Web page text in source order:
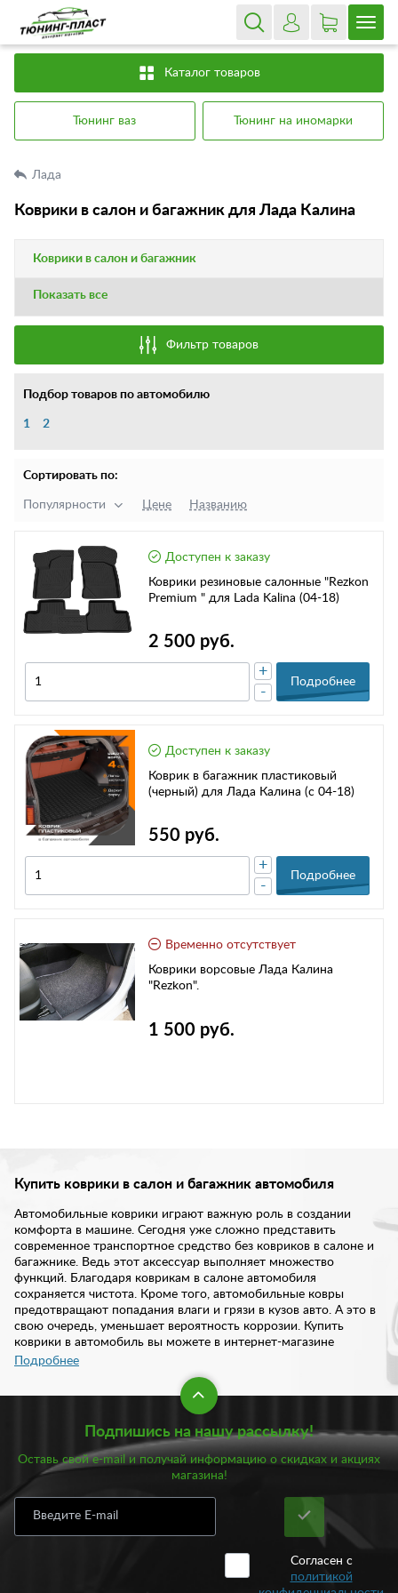
Каталог товаров
Тюнинг ваз Тюнинг на иномарки
Лада
Коврики в салон и багажник для Лада Калина
Коврики в салон и багажник
Показать все
Фильтр товаров
Подбор товаров по автомобилю
1 2
Сортировать по:
Популярности Цене Названию
Доступен к заказу
Коврики резиновые салонные "Rezkon
Premium " для Lada Kalina (04-18)
2 500 руб.
-
+
Подробнее
Доступен к заказу
Коврик в багажник пластиковый
(черный) для Лада Калина (с 04-18)
550 руб.
-
+
Подробнее
Временно отсутствует
Коврики ворсовые Лада Калина
"Rezkon".
1 500 руб.
Купить коврики в салон и багажник автомобиля
Автомобильные коврики играют важную роль в создании
комфорта в машине. Сегодня уже сложно представить
современное транспортное средство без ковриков в салоне и
багажнике. Ведь этот аксессуар выполняет множество
функций. Благодаря коврикам в салоне автомобиля
сохраняется чистота. Кроме того, автомобильные ковры
предотвращают попадания влаги и грязи в кузов авто. А это в
свою очередь, уменьшает вероятность коррозии. Купить
коврики в автомобиль вы можете в интернет-магазине
«Тюнинг-пласт» на любую марку и модель автомобиля.
При выборе автоковрика следует учитывать несколько
рекомендаций. Прежде всего, он должен плотно
фиксироваться на полу. Коврик не должен перемещаться по
салону или багажнику во время езды. В обратном случае,
изделие будет только мешать водителю и пассажирам. Кроме
того, каждый коврик должен иметь противоскользящую
поверхность. Также стоит обратить внимание на материал,
который напрямую связан с качеством и надежностью
изделия. Сегодня предложен большой выбор ковриков в
Подробнее
Подпишись на нашу рассылку!
Оставь свой e-mail и получай информацию о скидках и акциях
магазина!
Согласен с
политикой